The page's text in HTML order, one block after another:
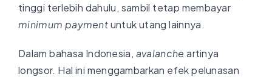
tinggi terlebih dahulu, sambil tetap membayar
minimum paymentuntuk utang lainnya.
Dalam bahasa Indonesia, avalanche artinya
longsor. Hal ini menggambarkan efek pelunasan